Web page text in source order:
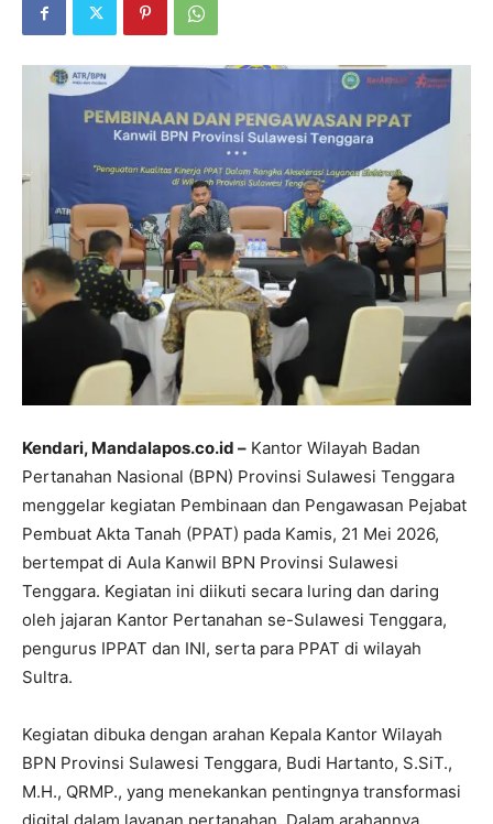
Kendari, Mandalapos.co.id – Kantor Wilayah Badan
Pertanahan Nasional (BPN) Provinsi Sulawesi Tenggara
menggelar kegiatan Pembinaan dan Pengawasan Pejabat
Pembuat Akta Tanah (PPAT) pada Kamis, 21 Mei 2026,
bertempat di Aula Kanwil BPN Provinsi Sulawesi
Tenggara. Kegiatan ini diikuti secara luring dan daring
oleh jajaran Kantor Pertanahan se-Sulawesi Tenggara,
pengurus IPPAT dan INI, serta para PPAT di wilayah
Sultra.
Kegiatan dibuka dengan arahan Kepala Kantor Wilayah
BPN Provinsi Sulawesi Tenggara, Budi Hartanto, S.SiT.,
M.H., QRMP., yang menekankan pentingnya transformasi